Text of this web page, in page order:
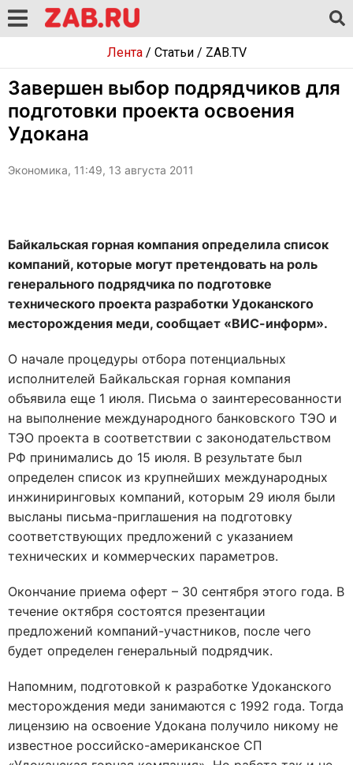
Лента/ Статьи/ ZAB.TV
Завершен выбор подрядчиков для
подготовки проекта освоения
Удокана
Экономика, 11:49, 13 августа 2011
Байкальская горная компания определила список
компаний, которые могут претендовать на роль
генерального подрядчика по подготовке
технического проекта разработки Удоканского
месторождения меди, сообщает «ВИС-информ».
О начале процедуры отбора потенциальных
исполнителей Байкальская горная компания
объявила еще 1 июля. Письма о заинтересованности
на выполнение международного банковского ТЭО и
ТЭО проекта в соответствии с законодательством
РФ принимались до 15 июля. В результате был
определен список из крупнейших международных
инжиниринговых компаний, которым 29 июля были
высланы письма-приглашения на подготовку
соответствующих предложений с указанием
технических и коммерческих параметров.
Окончание приема оферт – 30 сентября этого года. В
течение октября состоятся презентации
предложений компаний-участников, после чего
будет определен генеральный подрядчик.
Напомним, подготовкой к разработке Удоканского
месторождения меди занимаются с 1992 года. Тогда
лицензию на освоение Удокана получило никому не
известное российско-американское СП